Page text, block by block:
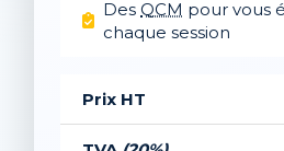
DesQCM pour vous
chaque session
Prix HT